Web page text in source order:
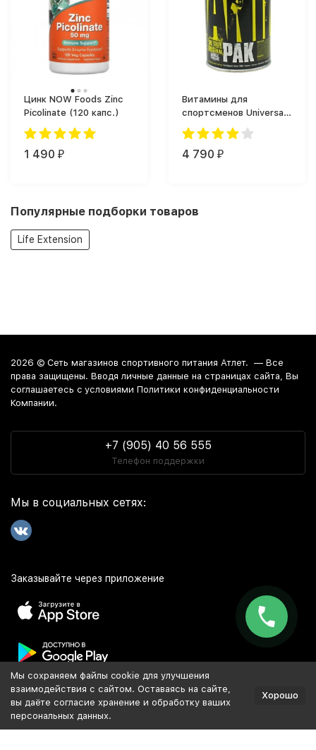
Цинк NOW Foods Zinc
Picolinate (120 капс.)
1 490 ₽
Витамины для
спортсменов Universal
Nutrition Animal Pak (44
таб.)
4 790 ₽
Популярные подборки товаров
Life Extension
2026 © Сеть магазинов спортивного питания Атлет. — Все
права защищены. Вводя личные данные на страницах сайта, Вы
соглашаетесь c условиями Политики конфиденциальности
Компании.
+7 (905) 40 56 555
Телефон поддержки
Мы в социальных сетях:
Заказывайте через приложение
Популярное
Мы сохраняем файлы cookie для улучшения
взаимодействия с сайтом. Оставаясь на сайте,
вы даёте согласие хранение и обработку ваших
персональных данных.
Хорошо